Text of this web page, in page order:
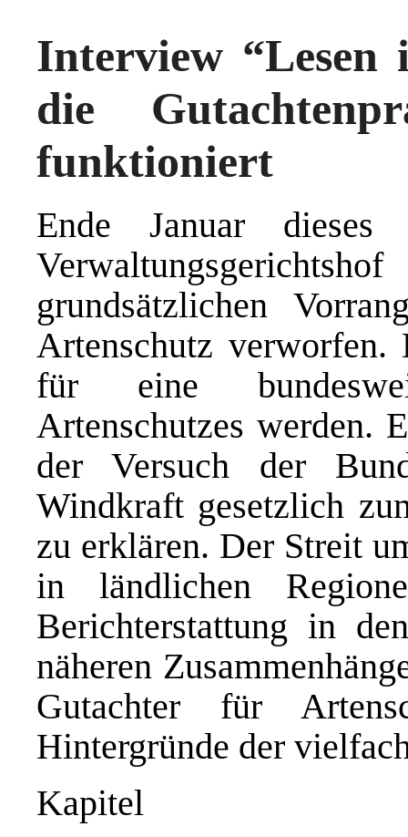
Interview “Lesen
die
funktioniert
Ende Januar
grundsätzlichen
Artenschutz
für eine
Artenschutzes werden.
der Versuch der
Windkraft gesetzlich
zu erklären. Der Streit
in ländlichen
Berichterstattung in
näheren
Gutachter für
Hintergründe der
Kapitel